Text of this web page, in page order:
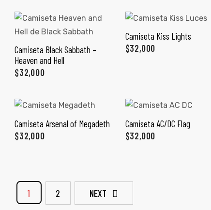
SELECCIONAR OPCIONES
Camiseta Black Sabbath –
Heaven and Hell
$32,000
Camiseta Kiss Lights
$32,000
SELECCIONAR OPCIONES
Camiseta Arsenal of Megadeth
$32,000
Camiseta AC/DC Flag
$32,000
1 2 NEXT